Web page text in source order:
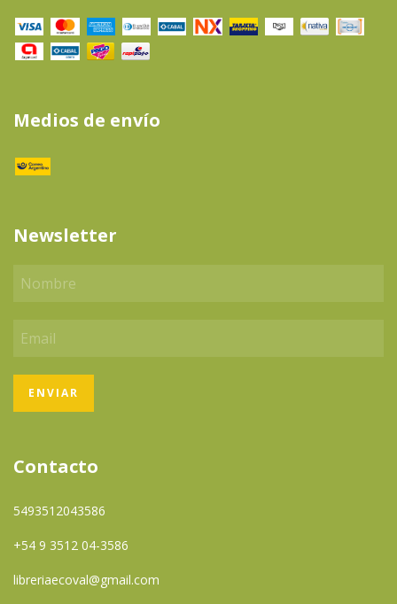
Medios de envío
Newsletter
Contacto
5493512043586
+54 9 3512 04-3586
libreriaecoval@gmail.com